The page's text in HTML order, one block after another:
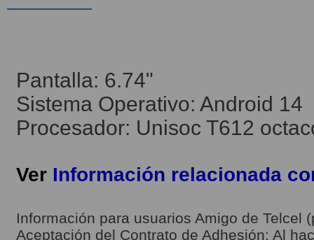
Pantalla: 6.74"
Sistema Operativo: Android 14
Procesador: Unisoc T612
Ver Información relacionada
Información para usuarios Amigo de Telcel
Aceptación del Contrato de Adhesión: Al